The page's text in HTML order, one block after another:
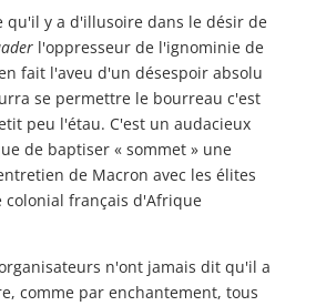
qu'il y a d'illusoire dans le désir de
l'oppresseur de l'ignominie de
fait l'aveu d'un désespoir absolu
se permettre le bourreau c'est
peu l'étau. C'est un audacieux
de baptiser « sommet » une
de Macron avec les élites
colonial français d'Afrique
n'ont jamais dit qu'il a
comme par enchantement, tous